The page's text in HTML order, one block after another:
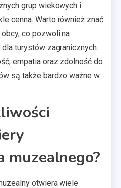
grup wiekowych i
cenna. Warto również znać
co pozwoli na
turystów zagranicznych.
empatia oraz zdolność do
są także bardzo ważne w
muzealnego?
otwiera wiele